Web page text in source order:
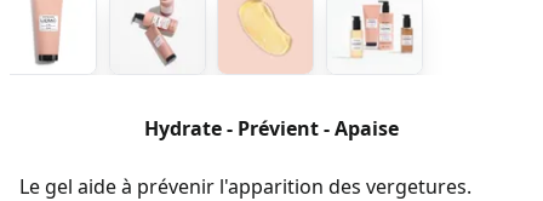
Hydrate - Prévient - Apaise
Le gel aide à prévenir l'apparition des vergetures.